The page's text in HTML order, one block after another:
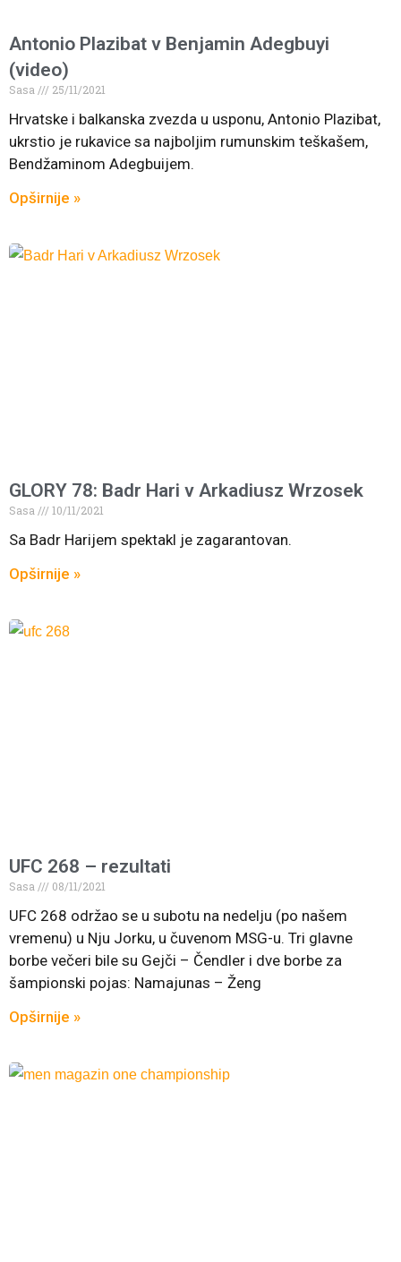
Antonio Plazibat v Benjamin Adegbuyi
(video)
Sasa 25/11/2021
Hrvatske i balkanska zvezda u usponu, Antonio Plazibat,
ukrstio je rukavice sa najboljim rumunskim teškašem,
Bendžaminom Adegbuijem.
Opširnije »
GLORY 78: Badr Hari v Arkadiusz Wrzosek
Sasa 10/11/2021
Sa Badr Harijem spektakl je zagarantovan.
Opširnije »
UFC 268 – rezultati
Sasa 08/11/2021
UFC 268 održao se u subotu na nedelju (po našem
vremenu) u Nju Jorku, u čuvenom MSG-u. Tri glavne
borbe večeri bile su Gejči – Čendler i dve borbe za
šampionski pojas: Namajunas – Ženg
Opširnije »